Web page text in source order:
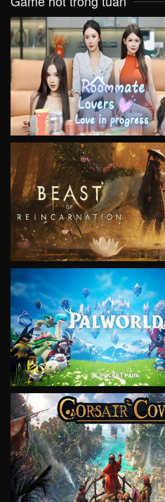
VIEW
VIEW
VIEW
VIEW